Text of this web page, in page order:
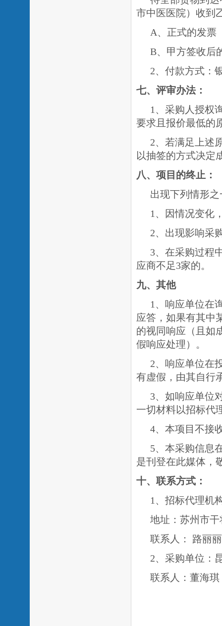
市中医医院）收到
A、正式的发票
B、甲方签收后
2、付款方式：
七、评审办法：
1、采购人授权
要求且报价最低的
2、若满足上述
以抽签的方式决定
八、项目的终止：
出现下列情形
1、因情况变化
2、出现影响采
3、在采购过程
应商不足3家的。
九、其他
1、响应单位在
应答，如果有其中
的视同响应（且如
假响应处理）。
2、响应单位在
有虚假，由其自行
3、如响应单位
一切材料以招标代
4、本项目不接
5、 本采购信息
是刊登在此媒体，
十、联系方式：
1、招标代理机
地址：苏州市干
联系人：
路丽丽
2、采购单位：
联系人： 董海琪